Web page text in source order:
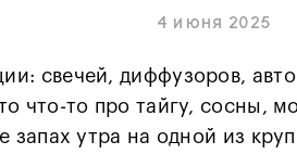
4 июня 2025
свечей, диффузоров,
что-то про тайгу, сосны,
запах утра на одной из